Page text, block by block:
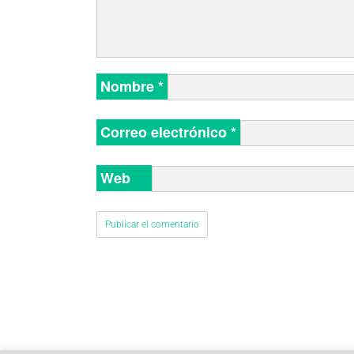
Nombre*
Correo electrónico*
Web